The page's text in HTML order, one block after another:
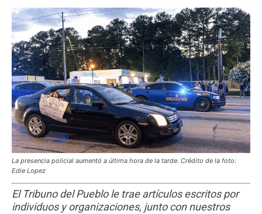
La presencia policial aumentó a última hora de la tarde. Crédito de la foto:
Edie Lopez
El Tribuno del Pueblo le trae artículos escritos por
individuos y organizaciones, junto con nuestros